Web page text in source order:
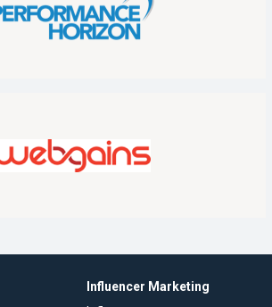
Influencer Marketing